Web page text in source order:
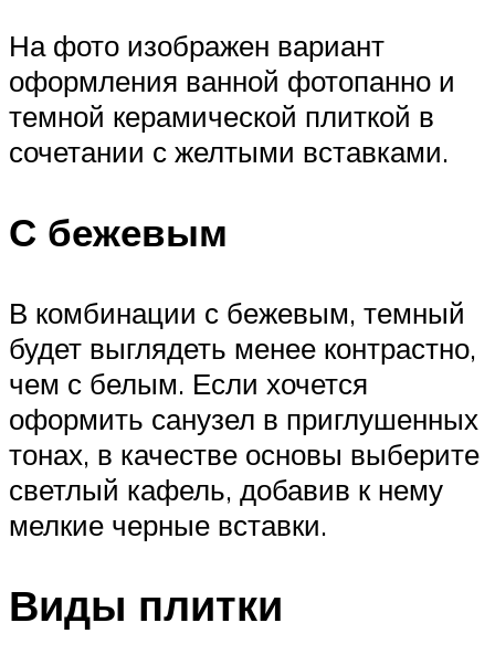
На фото изображен вариант
оформления ванной фотопанно и
темной керамической плиткой в
сочетании с желтыми вставками.
С бежевым
В комбинации с бежевым, темный
будет выглядеть менее контрастно,
чем с белым. Если хочется
оформить санузел в приглушенных
тонах, в качестве основы выберите
светлый кафель, добавив к нему
мелкие черные вставки.
Виды плитки